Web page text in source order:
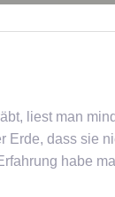
liest man
Erde, dass sie
habe